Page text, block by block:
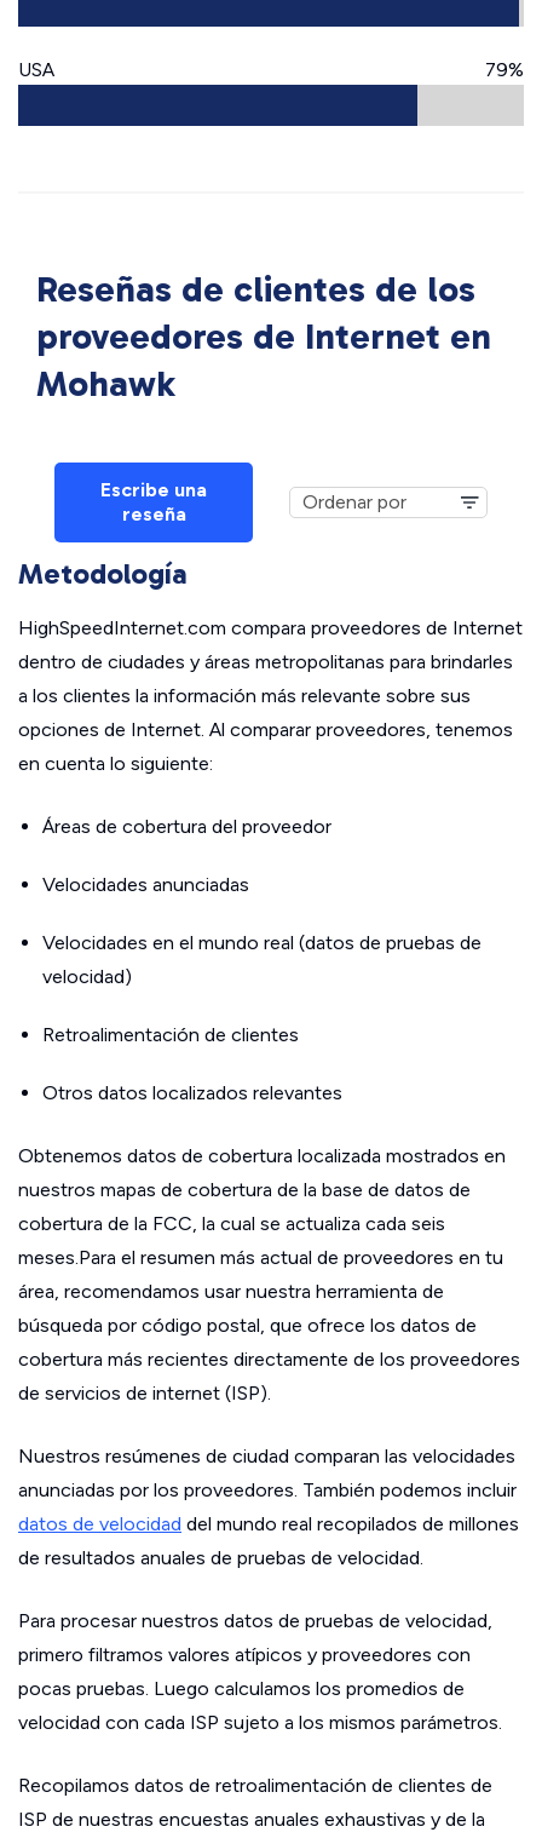
USA 79%
Reseñas de clientes de los
proveedores de Internet en
Mohawk
Escribe una
reseña
Metodología
HighSpeedInternet.com compara proveedores de Internet
dentro de ciudades y áreas metropolitanas para brindarles
a los clientes la información más relevante sobre sus
opciones de Internet. Al comparar proveedores, tenemos
en cuenta lo siguiente:
Áreas de cobertura del proveedor
Velocidades anunciadas
Velocidades en el mundo real (datos de pruebas de
velocidad)
Retroalimentación de clientes
Otros datos localizados relevantes
Obtenemos datos de cobertura localizada mostrados en
nuestros mapas de cobertura de la base de datos de
cobertura de la FCC, la cual se actualiza cada seis
meses.Para el resumen más actual de proveedores en tu
área, recomendamos usar nuestra herramienta de
búsqueda por código postal, que ofrece los datos de
cobertura más recientes directamente de los proveedores
de servicios de internet (ISP).
Nuestros resúmenes de ciudad comparan las velocidades
anunciadas por los proveedores. También podemos incluir
datos de velocidad del mundo real recopilados de millones
de resultados anuales de pruebas de velocidad.
Para procesar nuestros datos de pruebas de velocidad,
primero filtramos valores atípicos y proveedores con
pocas pruebas. Luego calculamos los promedios de
velocidad con cada ISP sujeto a los mismos parámetros.
Recopilamos datos de retroalimentación de clientes de
ISP de nuestras encuestas anuales exhaustivas y de la